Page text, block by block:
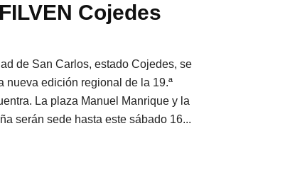
Cojedes
de San Carlos, estado Cojedes, se
nueva edición regional de la 19.ª
La plaza Manuel Manrique y la
serán sede hasta este sábado 16...